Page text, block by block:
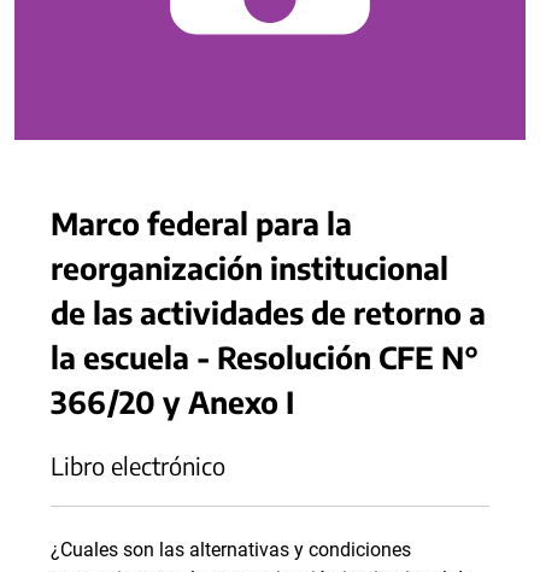
Marco federal para la
reorganización institucional
de las actividades de retorno a
la escuela - Resolución CFE N°
366/20 y Anexo I
Libro electrónico
¿Cuales son las alternativas y condiciones